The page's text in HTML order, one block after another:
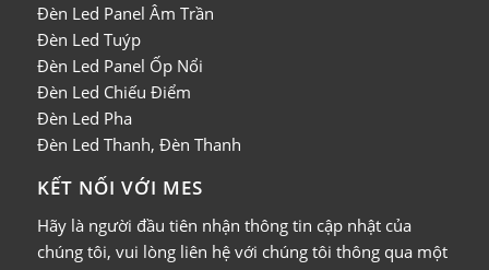
Đèn Led Panel Âm Trần
Đèn Led Tuýp
Đèn Led Panel Ốp Nổi
Đèn Led Chiếu Điểm
Đèn Led Pha
Đèn Led Thanh, Đèn Thanh
KẾT NỐI VỚI MES
Hãy là người đầu tiên nhận thông tin cập nhật của
chúng tôi, vui lòng liên hệ với chúng tôi thông qua một